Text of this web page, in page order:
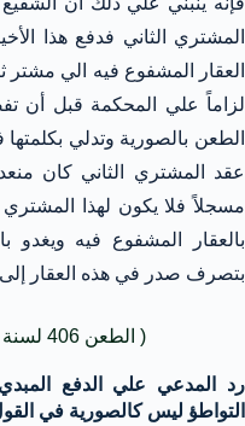
المشتري الثاني فدفع هذا
العقار المشفوع فيه الي
لزاماً علي المحكمة قبل أن
الطعن بالصورية وتدلي
عقد المشتري الثاني كان
مسجلاً فلا يكون لهذا
بالعقار المشفوع فيه ويغدو
بتصرف صدر في هذه العقار
( الطعن 406 لسنة 57 ق جلسة 29/6/1989 )
رد المدعي علي الدفع
التواطؤ ليس كالصورية في